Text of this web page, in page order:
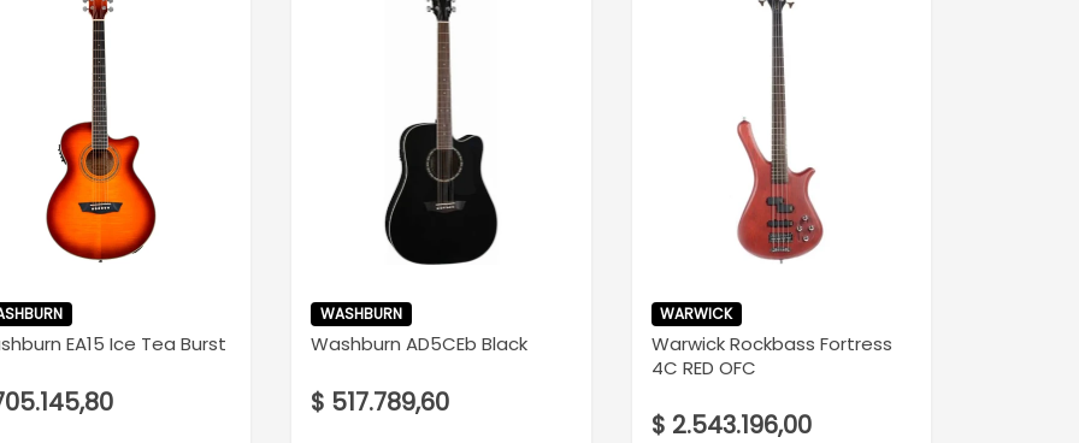
EA15 Ice Tea Burst
VER DETALLE
WASHBURN
Washburn AD5CEb Black
$ 517.789,60
VER DETALLE
WARWICK
Warwick Rockbass Fortress
4C RED OFC
$ 2.543.196,00
VER DETALLE